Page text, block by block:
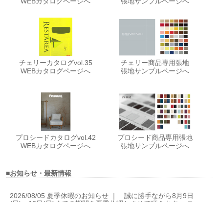
チェリーカタログvol.35
WEBカタログページへ
チェリー商品専用張地
張地サンプルページへ
プロシードカタログvol.42
WEBカタログページへ
プロシード商品専用張地
張地サンプルページへ
■お知らせ・最新情報